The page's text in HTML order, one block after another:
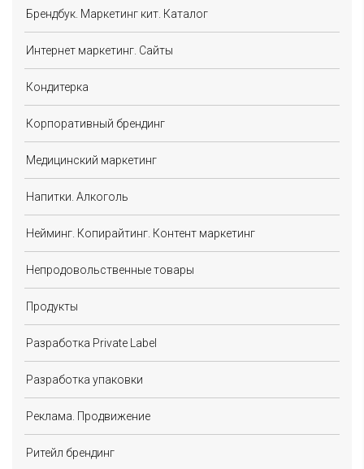
Брендбук. Маркетинг кит. Каталог
Интернет маркетинг. Сайты
Кондитерка
Корпоративный брендинг
Медицинский маркетинг
Напитки. Алкоголь
Нейминг. Копирайтинг. Контент маркетинг
Непродовольственные товары
Продукты
Разработка Private Label
Разработка упаковки
Реклама. Продвижение
Ритейл брендинг